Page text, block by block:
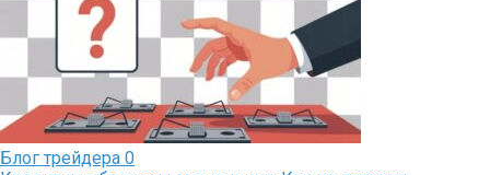
Блог трейдера 0